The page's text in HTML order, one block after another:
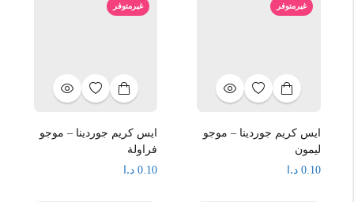
غيرمتوفر
ايس كريم جوردينا – موجو
ليمون
0.10 د.ا
غيرمتوفر
ايس كريم جوردينا – موجو
فراولة
0.10 د.ا